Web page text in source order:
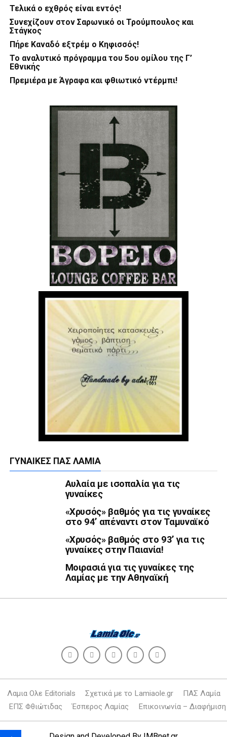
Τελικά ο εχθρός είναι εντός!
Συνεχίζουν στον Σαρωνικό οι Τρούμπουλος και
Στάγκος
Πήρε Καναδό εξτρέμ ο Κηφισσός!
Το αναλυτικό πρόγραμμα του 5ου ομίλου της Γ’
Εθνικής
Πρεμιέρα με Άγραφα και φθιωτικό ντέρμπι!
ΓΥΝΑΊΚΕΣ ΠΑΣ ΛΑΜΊΑ
Αυλαία με ισοπαλία για τις
γυναίκες
«Χρυσός» βαθμός για τις γυναίκες
στο 94’ απέναντι στον Ταμυναϊκό
«Χρυσός» βαθμός στο 93’ για τις
γυναίκες στην Παιανία!
Μοιρασιά για τις γυναίκες της
Λαμίας με την Αθηναϊκή
Λαμια Ολε Editorials Σχετικά με το Lamiaole.gr
ΠΑΣ Λαμία
ΕΠΣ Φθιώτιδας
Έσπερος Λαμίας Επικοινωνία – Διαφήμιση